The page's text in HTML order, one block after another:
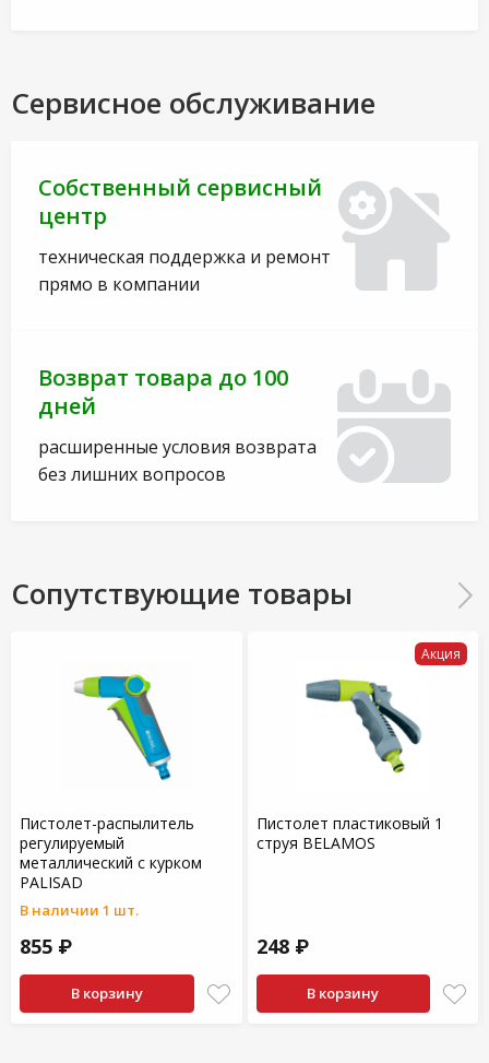
Сервисное обслуживание
Собственный сервисный
центр
техническая поддержка и ремонт
прямо в компании
Возврат товара до 100
дней
расширенные условия возврата
без лишних вопросов
Сопутствующие товары
Пистолет-распылитель
регулируемый
металлический с курком
PALISAD
В наличии 1 шт.
855 ₽
В корзину
Акция
Пистолет пластиковый 1
струя BELAMOS
248 ₽
В корзину